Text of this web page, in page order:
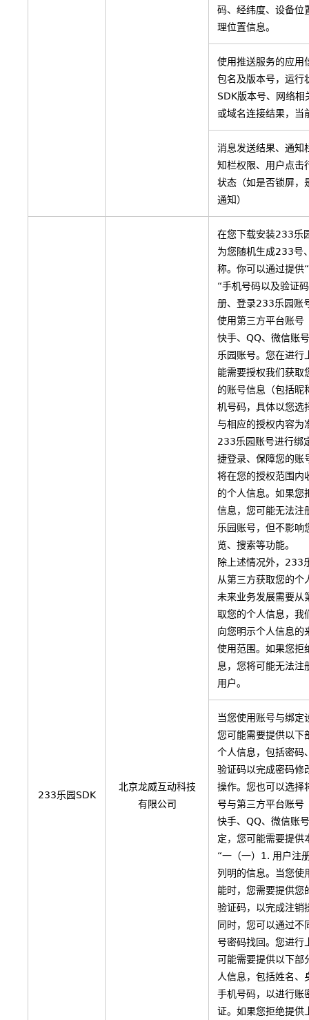
码、经纬度、设备位
理位置信息。
使用推送服务的应用
包名及版本号，运行
SDK版本号、网络相
或域名连接结果，当
消息发送结果、通知
知栏权限、用户点击
状态（如是否锁屏，
通知）
233乐园SDK
北京龙威互动科技
有限公司
在您下载安装233乐
为您随机生成233号
称。你可以通过提供
“手机号码以及验证
册、登录233乐园账
使用第三方平台账号
快手、QQ、微信账
乐园账号。您在进行
能需要授权我们获取
的账号信息（包括昵
机号码，具体以您选
与相应的授权内容为
233乐园账号进行绑
捷登录、保障您的账
将在您的授权范围内
的个人信息。如果您
信息，您可能无法注
乐园账号，但不影响
览、搜索等功能。
除上述情况外，233
从第三方获取您的个
未来业务发展需要从
取您的个人信息，我
向您明示个人信息的
使用范围。如果您拒
息，您将可能无法注
用户。
当您使用账号与绑定
您可能需要提供以下
个人信息，包括密码
验证码以完成密码修
操作。您也可以选择
号与第三方平台账号
快手、QQ、微信账
定，您可能需要提供
“一（一）1. 用户注
列明的信息。当您使
能时，您需要提供您
验证码，以完成注销
同时，您可以通过不
号密码找回。您进行
可能需要提供以下部
人信息，包括姓名、
手机号码，以进行账
证。如果您拒绝提供